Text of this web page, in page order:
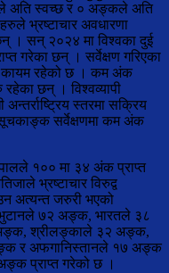
स्वच्छ र ० अङ्कले अति
भ्रष्टाचार अवधारणा
। सन् २०२४ मा विश्वका दुई
गरेका छन् । सर्वेक्षण गरिएका
रहेको छ । कम अंक
रहेका छन् । विश्वव्यापी
स्तरमा सक्रिय
सर्वेक्षणमा कम अंक
१०० मा ३४ अंक प्राप्त
भ्रष्टाचार विरुद्व
अत्यन्त जरुरी भएको
भुटानले ७२ अङ्क, भारतले ३८
श्रीलङ्काले ३२ अङ्क,
र अफगानिस्तानले १७ अङ्क
प्राप्त गरेको छ ।